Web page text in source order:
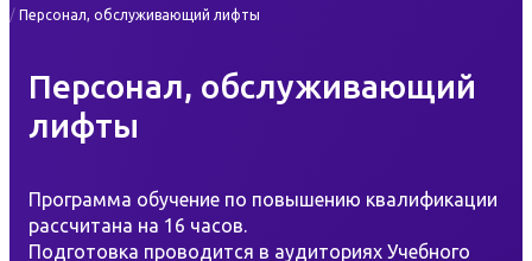
/ Персонал, обслуживающий лифты
Персонал, обслуживающий
лифты
Программа обучение по повышению квалификации
рассчитана на 16 часов.
Подготовка проводится в аудиториях Учебного